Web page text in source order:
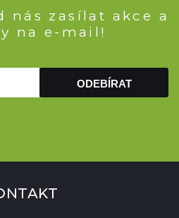
nás zasílat akce a
na e-mail!
ODEBÍRAT